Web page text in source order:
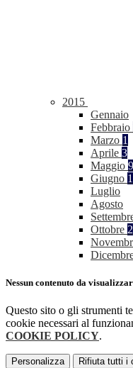
2015
Gennaio
Febbraio
Marzo 1
Aprile 3
Maggio 9
Giugno
Luglio
Agosto
Ottobre 2
Nessun contenuto da
Questo sito o gli strumenti
cookie necessari al
COOKIE POLICY.
Personalizza Rifiuta tutti i